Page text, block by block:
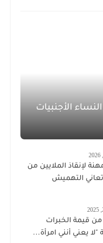
الأجنبيات
لإنقاذ الملايين من
التهميش
من قيمة الخبرات
"لا يعني أنني امرأة...